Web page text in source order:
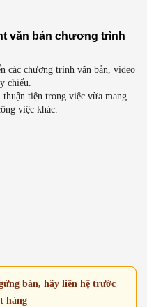
văn bản chương trình
các chương trình văn bản, video
chiếu.
tiện trong việc vừa mang
việc khác.
bán, hãy liên hệ trước
hàng